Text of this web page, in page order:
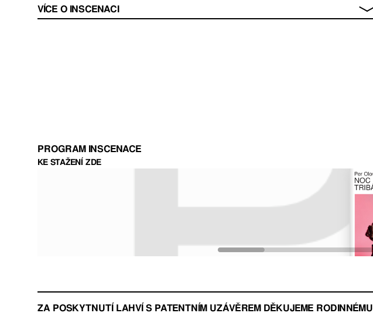
VÍCE O INSCENACI
PROGRAM INSCENACE
KE STAŽENÍ ZDE
ZA POSKYTNUTÍ LAHVÍ S PATENTNÍM UZÁVĚREM DĚKUJEME RODINNÉMU